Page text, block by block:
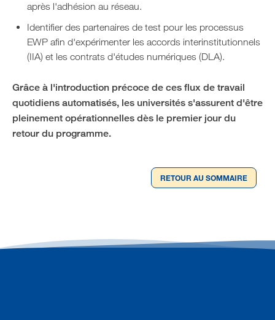
après l'adhésion au réseau.
Identifier des partenaires de test pour les processus
EWP afin d'expérimenter les accords interinstitutionnels
(IIA) et les contrats d'études numériques (DLA).
Grâce à l'introduction précoce de ces flux de travail
quotidiens automatisés, les universités s'assurent d'être
pleinement opérationnelles dès le premier jour du
retour du programme.
RETOUR AU SOMMAIRE